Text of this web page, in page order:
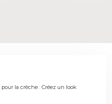
la crèche : Créez un look